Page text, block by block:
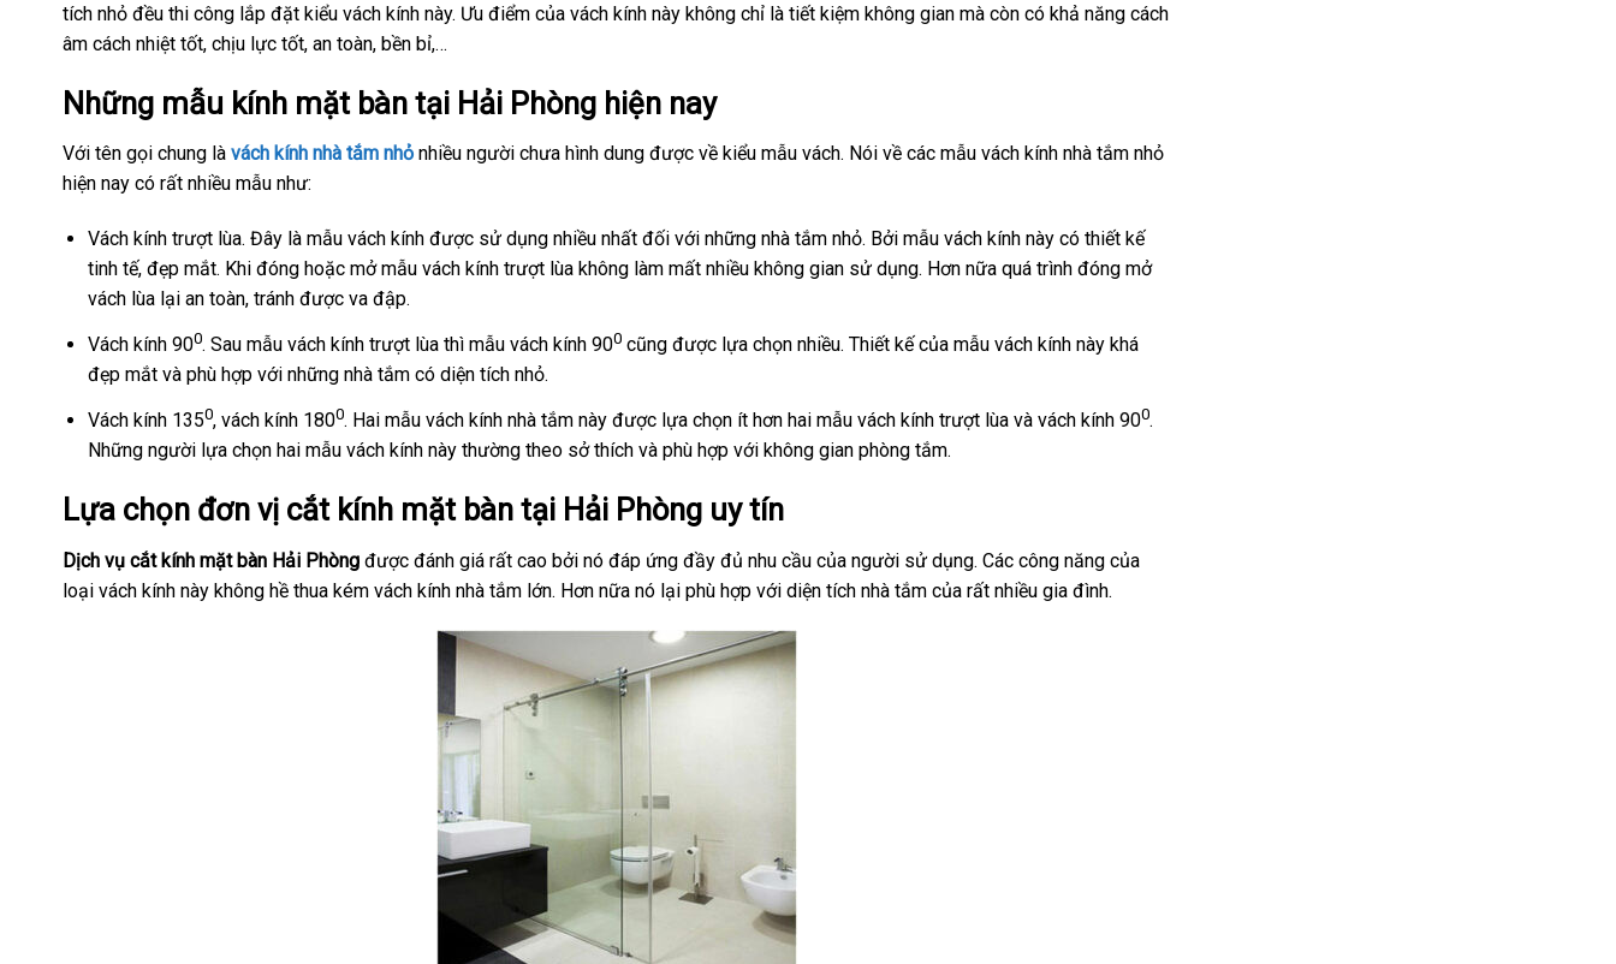
tích nhỏ đều thi công lắp đặt kiểu vách kính này. Ưu điểm của vách kính này không chỉ là tiết kiệm không gian mà còn có khả năng cách
âm cách nhiệt tốt, chịu lực tốt, an toàn, bền bỉ,…
Những mẫu kính mặt bàn tại Hải Phòng hiện nay
Với tên gọi chung là vách kính nhà tắm nhỏ nhiều người chưa hình dung được về kiểu mẫu vách. Nói về các mẫu vách kính nhà tắm nhỏ
hiện nay có rất nhiều mẫu như:
Vách kính trượt lùa. Đây là mẫu vách kính được sử dụng nhiều nhất đối với những nhà tắm nhỏ. Bởi mẫu vách kính này có thiết kế
tinh tế, đẹp mắt. Khi đóng hoặc mở mẫu vách kính trượt lùa không làm mất nhiều không gian sử dụng. Hơn nữa quá trình đóng mở
vách lùa lại an toàn, tránh được va đập.
Vách kính 900. Sau mẫu vách kính trượt lùa thì mẫu vách kính 900cũng được lựa chọn nhiều. Thiết kế của mẫu vách kính này khá
đẹp mắt và phù hợp với những nhà tắm có diện tích nhỏ.
Vách kính 1350, vách kính 1800. Hai mẫu vách kính nhà tắm này được lựa chọn ít hơn hai mẫu vách kính trượt lùa và vách kính 900.
Những người lựa chọn hai mẫu vách kính này thường theo sở thích và phù hợp với không gian phòng tắm.
Lựa chọn đơn vị cắt kính mặt bàn tại Hải Phòng uy tín
Dịch vụ cắt kính mặt bàn Hải Phòng được đánh giá rất cao bởi nó đáp ứng đầy đủ nhu cầu của người sử dụng. Các công năng của
loại vách kính này không hề thua kém vách kính nhà tắm lớn. Hơn nữa nó lại phù hợp với diện tích nhà tắm của rất nhiều gia đình.